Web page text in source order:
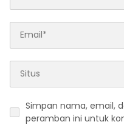
Simpan nama, email,
peramban ini untuk